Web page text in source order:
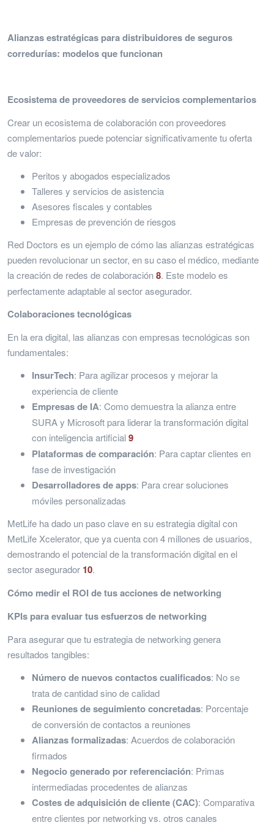
Alianzas estratégicas para distribuidores de seguros
corredurías: modelos que funcionan
Ecosistema de proveedores de servicios complementarios
Crear un ecosistema de colaboración con proveedores
complementarios puede potenciar significativamente tu oferta
de valor:
Peritos y abogados especializados
Talleres y servicios de asistencia
Asesores fiscales y contables
Empresas de prevención de riesgos
Red Doctors es un ejemplo de cómo las alianzas estratégicas
pueden revolucionar un sector, en su caso el médico, mediante
la creación de redes de colaboración8. Este modelo es
perfectamente adaptable al sector asegurador.
Colaboraciones tecnológicas
En la era digital, las alianzas con empresas tecnológicas son
fundamentales:
InsurTech: Para agilizar procesos y mejorar la
experiencia de cliente
Empresas de IA: Como demuestra la alianza entre
SURA y Microsoft para liderar la transformación digital
con inteligencia artificial9
Plataformas de comparación: Para captar clientes en
fase de investigación
Desarrolladores de apps: Para crear soluciones
móviles personalizadas
MetLife ha dado un paso clave en su estrategia digital con
MetLife Xcelerator, que ya cuenta con 4 millones de usuarios,
demostrando el potencial de la transformación digital en el
sector asegurador 10.
Cómo medir el ROI de tus acciones de networking
KPIs para evaluar tus esfuerzos de networking
Para asegurar que tu estrategia de networking genera
resultados tangibles:
Número de nuevos contactos cualificados: No se
trata de cantidad sino de calidad
Reuniones de seguimiento concretadas: Porcentaje
de conversión de contactos a reuniones
Alianzas formalizadas: Acuerdos de colaboración
firmados
Negocio generado por referenciación: Primas
intermediadas procedentes de alianzas
Costes de adquisición de cliente (CAC): Comparativa
entre clientes por networking vs. otros canales